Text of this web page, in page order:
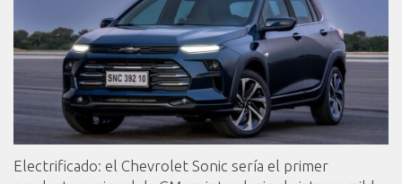
Electrificado: el Chevrolet Sonic sería el primer